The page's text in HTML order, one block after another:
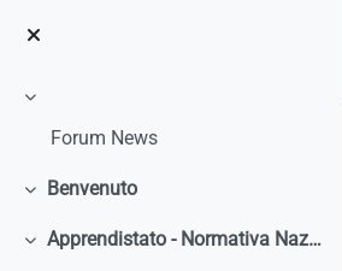
Colapsar
Forum News
Colapsar
Benvenuto
Colapsar
Apprendistato - Normativa Nazionale